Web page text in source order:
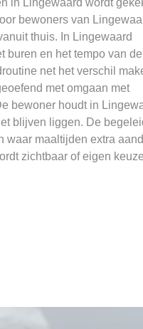
bewoners van
thuis. In Lingewaard
buren en het tempo van de
net het verschil
met omgaan met
bewoner houdt in
blijven liggen. De
waar maaltijden extra
zichtbaar of eigen